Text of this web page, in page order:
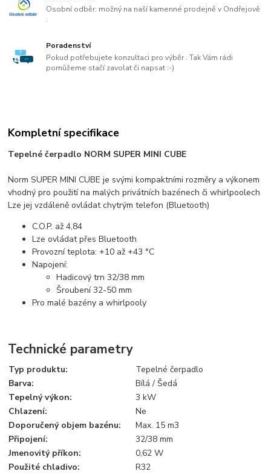
Osobní odběr: možný na naší kamenné prodejně v Ondřejově
.
Poradenství
Pokud potřebujete konzultaci pro výběr . Tak Vám rádi
pomůžeme stačí zavolat či napsat :-)
Kompletní specifikace
Tepelné čerpadlo NORM SUPER MINI CUBE
Norm SUPER MINI CUBE je svými kompaktními rozměry a výkonem
vhodný pro použití na malých privátních bazénech či whirlpoolech
Lze jej vzdáleně ovládat chytrým telefon (Bluetooth)
C.O.P. až 4,84
Lze ovládat přes Bluetooth
Provozní teplota: +10 až +43 °C
Napojení:
Hadicový trn 32/38 mm
Šroubení 32-50 mm
Pro malé bazény a whirlpooly
Technické parametry
Typ produktu:
Tepelné čerpadlo
Barva:
Bílá / Šedá
Tepelný výkon:
3 kW
Chlazení:
Ne
Doporučený objem bazénu:
Max. 15 m3
Připojení:
32/38 mm
Jmenovitý příkon:
0,62 W
Použité chladivo:
R32